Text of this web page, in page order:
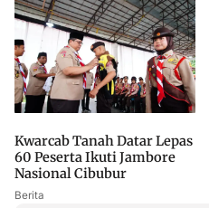
Kwarcab Tanah Datar Lepas
60 Peserta Ikuti Jambore
Nasional Cibubur
Berita